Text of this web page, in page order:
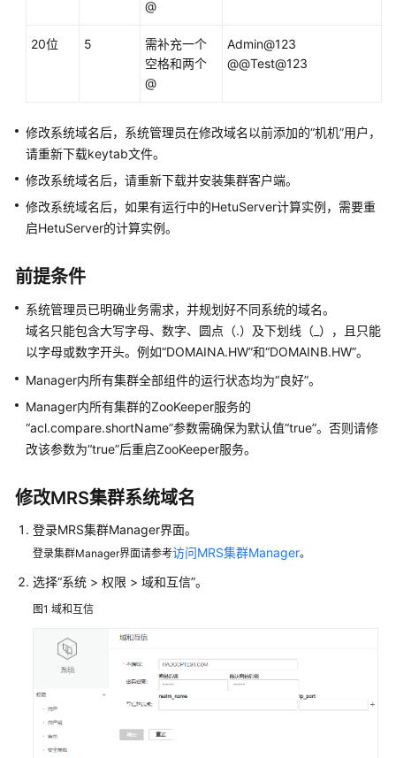
集
群
健
检
查
MRS
群
容
量
整
备
份
MRS
集
群
据
装
MRS
@
20位 5
需补充一个
空格和两个
@
Admin@123
@@Test@123
修改系统域名后，系统管理员在修改域名以前添加的“机机”用户，
请重新下载keytab文件。
修改系统域名后，请重新下载并安装集群客户端。
修改系统域名后，如果有运行中的HetuServer计算实例，需要重
启HetuServer的计算实例。
前提条件
系统管理员已明确业务需求，并规划好不同系统的域名。
域名只能包含大写字母、数字、圆点（.）及下划线（_），且只能
以字母或数字开头。例如“DOMAINA.HW”和“DOMAINB.HW”。
Manager内所有集群全部组件的运行状态均为“良好”。
Manager内所有集群的ZooKeeper服务的
“acl.compare.shortName”参数需确保为默认值“true”。否则请修
改该参数为“true”后重启ZooKeeper服务。
修改MRS集群系统域名
登录MRS集群Manager界面。
登录集群Manager界面请参考访问MRS集群Manager。
选择“系统 > 权限 > 域和互信”。
图1 域和互信